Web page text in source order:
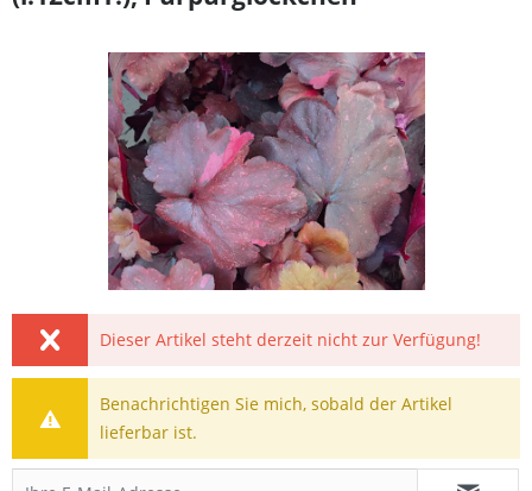
Dieser Artikel steht derzeit nicht zur Verfügung!
Benachrichtigen Sie mich, sobald der Artikel
lieferbar ist.